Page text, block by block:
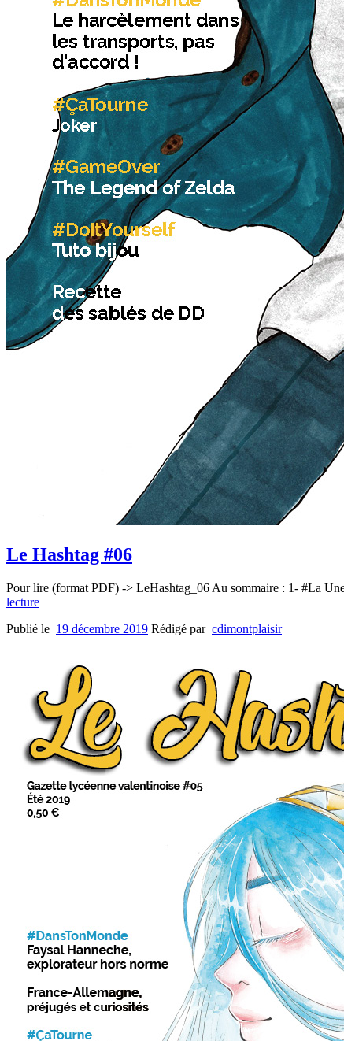
Le Hashtag #06
Pour lire (format PDF) -> LeHashtag_06 Au sommaire : 1- #La
lecture
Publié le 19 décembre 2019 Rédigé par cdimontplaisir